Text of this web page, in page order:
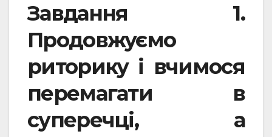
Завдання 1.
Продовжуємо
риторику і вчимося
перемагати в
суперечці, а